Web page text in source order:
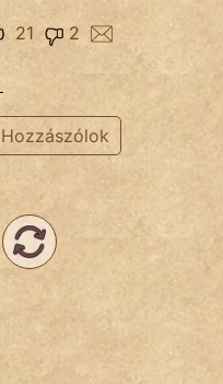
2
21
Hozzászólok